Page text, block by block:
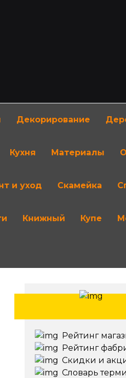
Декорирование
Кухня Материалы
и уход Скамейка
Книжный Купе
Рейтинг
Рейтинг
Скидки и
Словарь